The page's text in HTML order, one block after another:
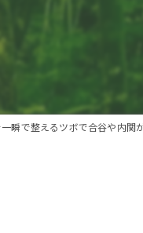
瞬で整えるツボで合谷や内関